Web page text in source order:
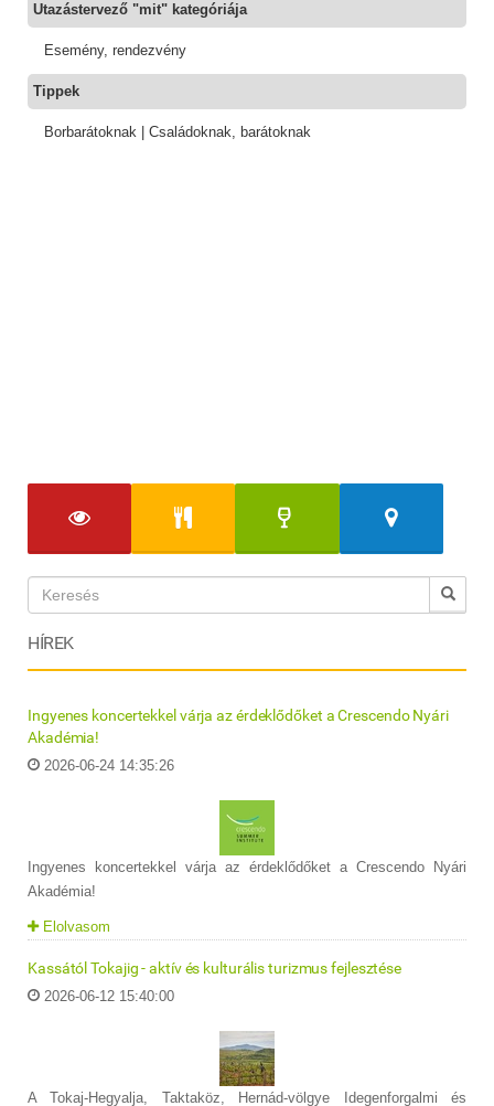
Utazástervező "mit" kategóriája
Esemény, rendezvény
Tippek
Borbarátoknak | Családoknak, barátoknak
HÍREK
Ingyenes koncertekkel várja az érdeklődőket a Crescendo Nyári
Akadémia!
2026-06-24 14:35:26
Ingyenes koncertekkel várja az érdeklődőket a Crescendo Nyári
Akadémia!
Elolvasom
Kassától Tokajig - aktív és kulturális turizmus fejlesztése
2026-06-12 15:40:00
A Tokaj-Hegyalja, Taktaköz, Hernád-völgye Idegenforgalmi és